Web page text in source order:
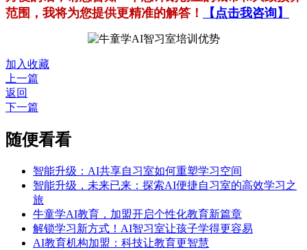
范围，我将为您提供更精准的解答！
【点击我咨询】
加入收藏
上一篇
返回
下一篇
随便看看
​智能升级：AI共享自习室如何重塑学习空间
智能升级，未来已来：探索AI便捷自习室的高效学习之
旅
牛童学AI教育，加盟开启个性化教育新篇章
​解锁学习新方式！AI智习室让孩子学得更容易
AI教育机构加盟：科技让教育更智慧